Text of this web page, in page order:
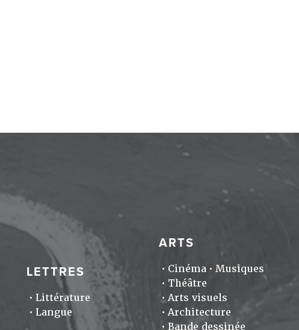
LETTRES
Littérature
Langue
ARTS
Cinéma
Musiques
Théâtre
Arts visuels
Architecture
Bande dessinée